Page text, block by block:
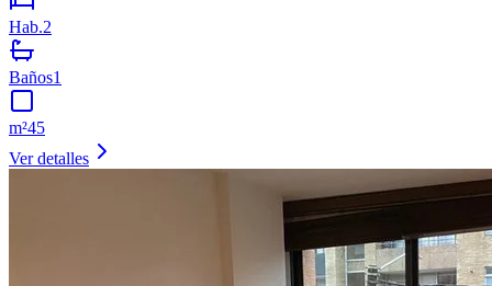
Hab.2
Baños1
m²45
Ver detalles